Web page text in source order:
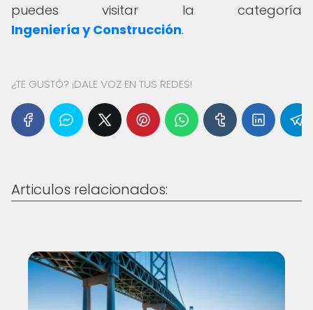
puedes visitar la categoría
Ingeniería y Construcción.
¿TE GUSTÓ? ¡DALE VOZ EN TUS REDES!
Articulos relacionados: